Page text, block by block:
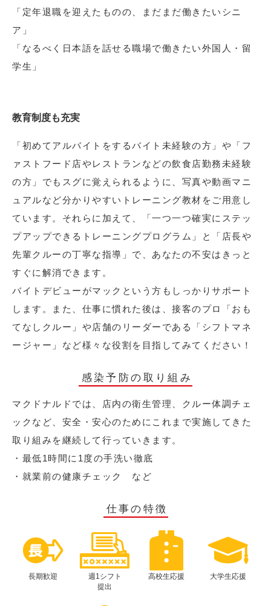
「定年退職を迎えたものの、まだまだ働きたいシニ
ア」
「なるべく日本語を話せる職場で働きたい外国人・留
学生」
教育制度も充実
「初めてアルバイトをするバイト未経験の方」や「フ
ァストフード店やレストランなどの飲食店勤務未経験
の方」でもスグに覚えられるように、写真や動画マニ
ュアルなど分かりやすいトレーニング教材をご用意し
ています。それらに加えて、「一つ一つ確実にステッ
プアップできるトレーニングプログラム」と「店長や
先輩クルーの丁寧な指導」で、あなたの不安はきっと
すぐに解消できます。
バイトデビューがマックという方もしっかりサポート
します。また、仕事に慣れた後は、接客のプロ「おも
てなしクルー」や店舗のリーダーである「シフトマネ
ージャー」など様々な役割を目指してみてください！
感染予防の取り組み
マクドナルドでは、店内の衛生管理、クルー体調チェ
ックなど、安全・安心のためにこれまで実施してきた
取り組みを継続して行っていきます。
・最低1時間に1度の手洗い徹底
・就業前の健康チェック など
仕事の特徴
長期歓迎
週1シフト
提出
高校生応援 大学生応援